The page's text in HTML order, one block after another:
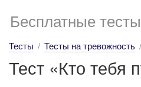
Бесплатные тесты
Тесты Тесты на тревожность
Тест «Кто тебя